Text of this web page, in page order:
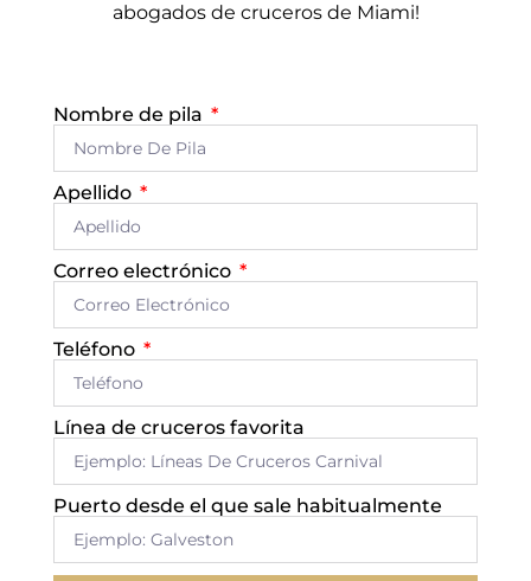
abogados de cruceros de Miami!
Nombre de pila
Apellido
Correo electrónico
Teléfono
Línea de cruceros favorita
Puerto desde el que sale habitualmente